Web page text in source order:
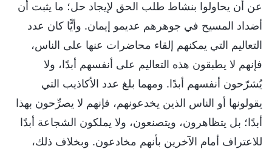
عن أن يحاولوا بنشاط طلب الحق لإيجاد حل؛ ما يثبت أن
أضداد المسيح في جوهرهم عديمو إيمان. وأيًّا كان عدد
التعاليم التي يمكنهم إلقاء محاضرات عنها على الناس،
فإنهم لا يطبقون هذه التعاليم على أنفسهم أبدًا، ولا
يُشرّحون أنفسهم أبدًا. ومهما بلغ عدد الأكاذيب التي
يقولونها أو الناس الذين يخدعونهم، فإنهم لا يصرِّحون بهذا
أبدًا؛ بل يتظاهرون، ويتصنعون، ولا يملكون الشجاعة أبدًا
للاعتراف أمام الآخرين بأنهم مخادعون. وبخلاف ذلك،